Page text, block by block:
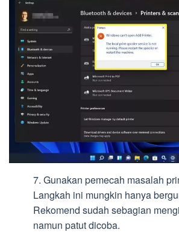
7. Gunakan pemecah masalah
Langkah ini mungkin hanya
Rekomend sudah sebagian
namun patut dicoba.